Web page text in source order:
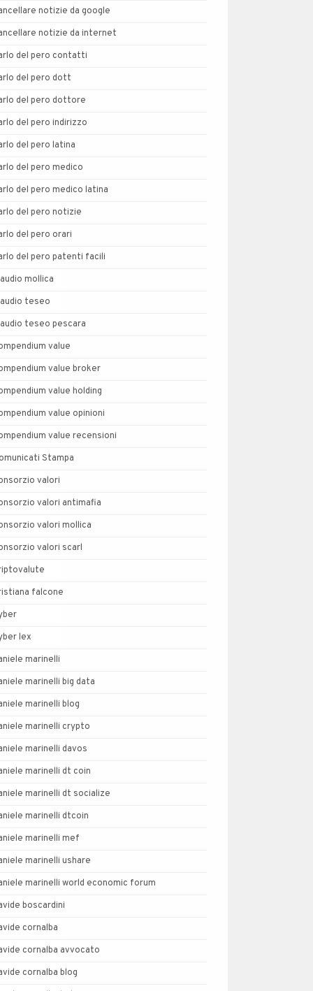
notizie da google
notizie da internet
del pero contatti
del pero dott
del pero dottore
del pero indirizzo
del pero latina
del pero medico
del pero medico latina
del pero notizie
del pero orari
del pero patenti facili
mollica
teseo
teseo pescara
value
value broker
value holding
value opinioni
value recensioni
Stampa
valori
valori antimafia
valori mollica
valori scarl
falcone
lex
marinelli
marinelli big data
marinelli blog
marinelli crypto
marinelli davos
marinelli dt coin
marinelli dt socialize
marinelli dtcoin
marinelli mef
marinelli ushare
marinelli world economic forum
boscardini
cornalba
cornalba avvocato
cornalba blog